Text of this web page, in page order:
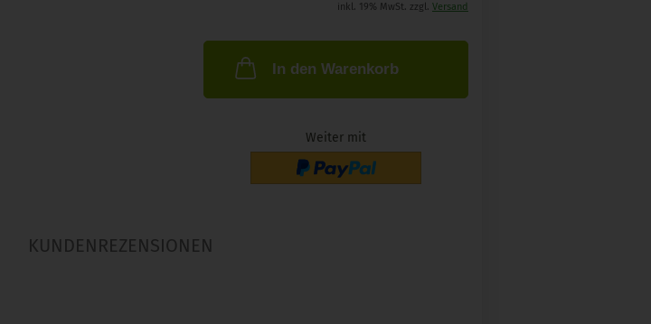
inkl. 19% MwSt. zzgl. Versand
In den Warenkorb
Weiter mit
KUNDENREZENSIONEN